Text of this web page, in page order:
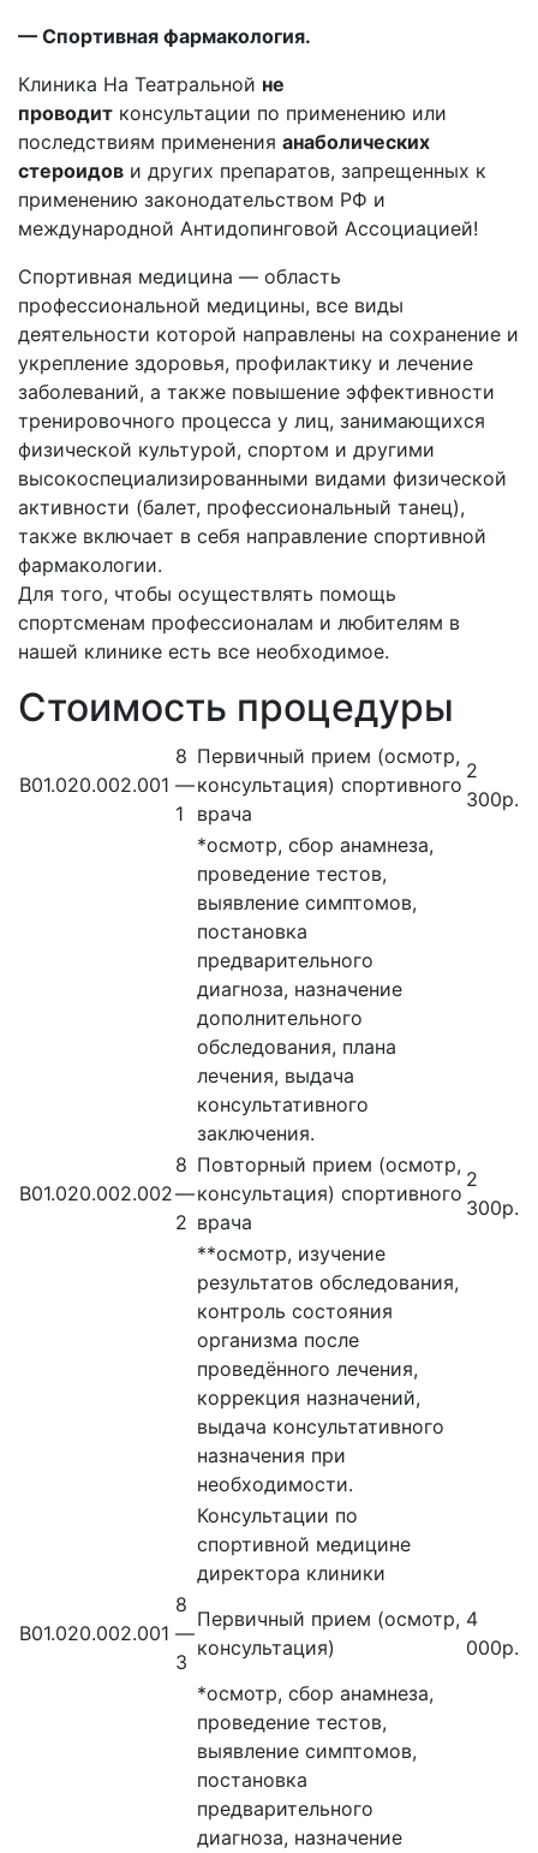
— Спортивная фармакология.
Клиника На Театральной не
проводит консультации по применению или
последствиям применения анаболических
стероидов и других препаратов, запрещенных к
применению законодательством РФ и
международной Антидопинговой Ассоциацией!
Спортивная медицина — область
профессиональной медицины, все виды
деятельности которой направлены на сохранение и
укрепление здоровья, профилактику и лечение
заболеваний, а также повышение эффективности
тренировочного процесса у лиц, занимающихся
физической культурой, спортом и другими
высокоспециализированными видами физической
активности (балет, профессиональный танец),
также включает в себя направление спортивной
фармакологии.
Для того, чтобы осуществлять помощь
спортсменам профессионалам и любителям в
нашей клинике есть все необходимое.
Стоимость процедуры
В01.020.002.001
8
—
1
Первичный прием (осмотр,
консультация) спортивного
врача
2
300р.
*осмотр, сбор анамнеза,
проведение тестов,
выявление симптомов,
постановка
предварительного
диагноза, назначение
дополнительного
обследования, плана
лечения, выдача
консультативного
заключения.
В01.020.002.002
8
—
2
Повторный прием (осмотр,
консультация) спортивного
врача
2
300р.
**осмотр, изучение
результатов обследования,
контроль состояния
организма после
проведённого лечения,
коррекция назначений,
выдача консультативного
назначения при
необходимости.
Консультации по
спортивной медицине
директора клиники
В01.020.002.001
8
—
3
Первичный прием (осмотр,
консультация)
4
000р.
*осмотр, сбор анамнеза,
проведение тестов,
выявление симптомов,
постановка
предварительного
диагноза, назначение